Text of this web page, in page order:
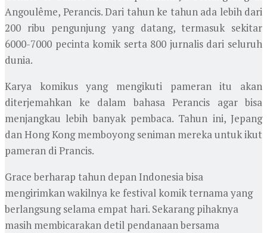
Angoulême, Perancis. Dari tahun ke tahun ada lebih dari
200 ribu pengunjung yang datang, termasuk sekitar
6000-7000 pecinta komik serta 800 jurnalis dari seluruh
dunia.
Karya komikus yang mengikuti pameran itu akan
diterjemahkan ke dalam bahasa Perancis agar bisa
menjangkau lebih banyak pembaca. Tahun ini, Jepang
dan Hong Kong memboyong seniman mereka untuk ikut
pameran di Prancis.
Grace berharap tahun depan Indonesia bisa
mengirimkan wakilnya ke festival komik ternama yang
berlangsung selama empat hari. Sekarang pihaknya
masih membicarakan detil pendanaan bersama